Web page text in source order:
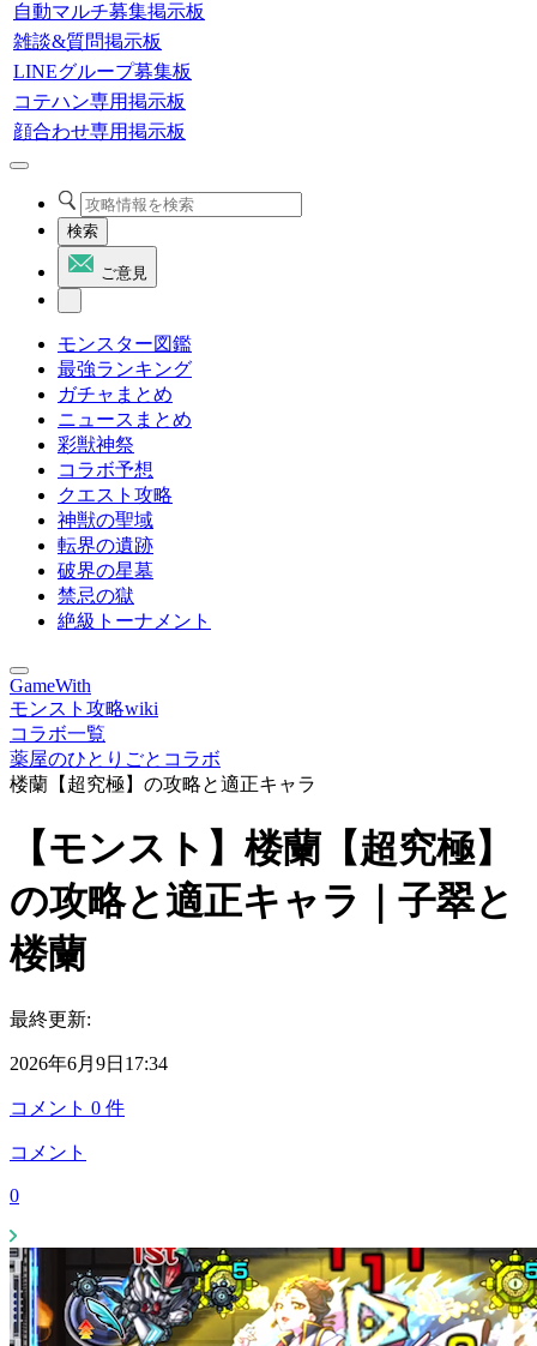
自動マルチ募集掲示板
雑談&質問掲示板
LINEグループ募集板
コテハン専用掲示板
顔合わせ専用掲示板
検索
ご意見
モンスター図鑑
最強ランキング
ガチャまとめ
ニュースまとめ
彩獣神祭
コラボ予想
クエスト攻略
神獣の聖域
転界の遺跡
破界の星墓
禁忌の獄
絶級トーナメント
GameWith
モンスト攻略wiki
コラボ一覧
薬屋のひとりごとコラボ
楼蘭【超究極】の攻略と適正キャラ
【モンスト】楼蘭【超究極】
の攻略と適正キャラ｜子翠と
楼蘭
最終更新:
2026年6月9日17:34
コメント 0 件
コメント
0